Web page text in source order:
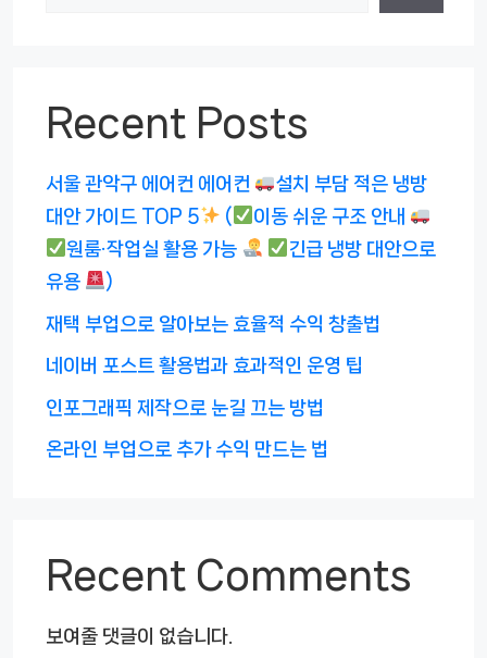
Recent Posts
서울 관악구 에어컨 에어컨
설치 부담 적은 냉방
대안 가이드 TOP 5
(
이동 쉬운 구조 안내
원룸·작업실 활용 가능
긴급 냉방 대안으로
유용
)
재택 부업으로 알아보는 효율적 수익 창출법
네이버 포스트 활용법과 효과적인 운영 팁
인포그래픽 제작으로 눈길 끄는 방법
온라인 부업으로 추가 수익 만드는 법
Recent Comments
보여줄 댓글이 없습니다.